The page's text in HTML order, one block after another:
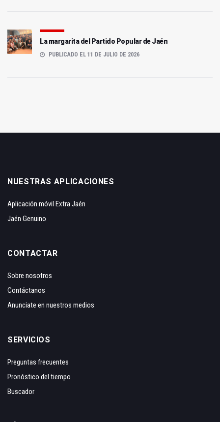
La margarita del Partido Popular de Jaén
PUBLICADO EL 11 DE JULIO DE 2026
NUESTRAS APLICACIONES
Aplicación móvil Extra Jaén
Jaén Genuino
CONTACTAR
Sobre nosotros
Contáctanos
Anunciate en nuestros medios
SERVICIOS
Preguntas frecuentes
Pronóstico del tiempo
Buscador